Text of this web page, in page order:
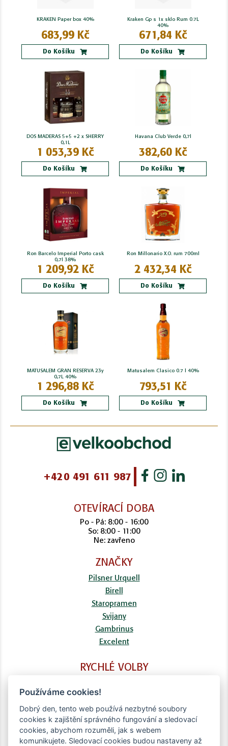
KRAKEN Paper box 40%
683,99 Kč
Do Košíku
Kraken Gp s 1x sklo Rum 0.7L
40%
671,84 Kč
Do Košíku
DOS MADERAS 5+5 +2 x SHERRY
0,1L
1 053,39 Kč
Do Košíku
Havana Club Verde 0,7l
382,60 Kč
Do Košíku
Ron Barcelo Imperial Porto cask
0,7l 38%
1 209,92 Kč
Do Košíku
Ron Millonario X.O. rum 700ml
2 432,34 Kč
Do Košíku
MATUSALEM GRAN RESERVA 23y
0,7L 40%
1 296,88 Kč
Do Košíku
Matusalem Clasico 0.7 l 40%
793,51 Kč
Do Košíku
+420 491 611 987
OTEVÍRACÍ DOBA
Po - Pá: 8:00 - 16:00
So: 8:00 - 11:00
Ne: zavřeno
ZNAČKY
Pilsner Urquell
Birell
Staropramen
Svijany
Gambrinus
Excelent
RYCHLÉ VOLBY
Kontaktní formulář
Doprava
Obchodní podmínky
Zpracování osobních údajů
Používáme cookies!
Dobrý den, tento web používá nezbytné soubory
cookies k zajištění správného fungování a sledovací
cookies, abychom rozuměli, jak s webem
komunikujete. Sledovací cookies budou nastaveny až